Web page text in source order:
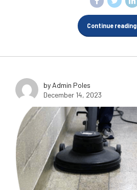
Continue reading
by Admin Poles
December 14, 2023